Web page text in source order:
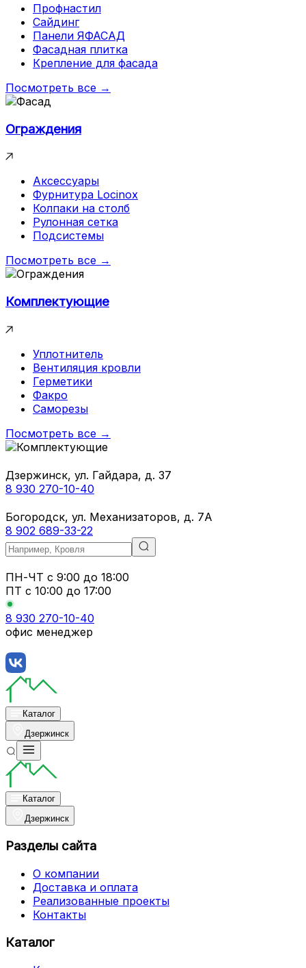
Профнастил
Сайдинг
Панели ЯФАСАД
Фасадная плитка
Крепление для фасада
Посмотреть все →
Ограждения
Аксессуары
Фурнитура Locinox
Колпаки на столб
Рулонная сетка
Подсистемы
Посмотреть все →
Комплектующие
Уплотнитель
Вентиляция кровли
Герметики
Факро
Саморезы
Посмотреть все →
Дзержинск, ул. Гайдара, д. 37
8 930 270-10-40
Богородск, ул. Механизаторов, д. 7А
8 902 689-33-22
ПН-ЧТ с 9:00 до 18:00
ПТ с 10:00 до 17:00
8 930 270-10-40
офис менеджер
Каталог
Дзержинск
Каталог
Дзержинск
Разделы сайта
О компании
Доставка и оплата
Реализованные проекты
Контакты
Каталог